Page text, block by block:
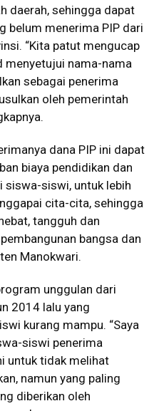
daerah, sehingga dapat
belum menerima PIP dari
“Kita patut mengucap
menyetujui nama-nama
sebagai penerima
oleh pemerintah
dana PIP ini dapat
biaya pendidikan dan
siswa-siswi, untuk lebih
cita-cita, sehingga
tangguh dan
bangsa dan
Manokwari.
unggulan dari
2014 lalu yang
kurang mampu. “Saya
siswi penerima
untuk tidak melihat
namun yang paling
diberikan oleh